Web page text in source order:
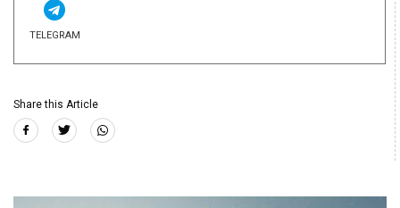
TELEGRAM
Share this Article